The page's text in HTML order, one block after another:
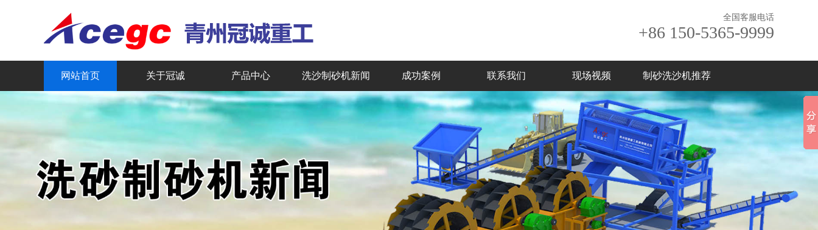
全国客服电话
+86 150-5365-9999
网站首页 关于冠诚 产品中心 洗沙制砂机新闻 成功案例 联系我们 现场视频 制砂洗沙机推荐